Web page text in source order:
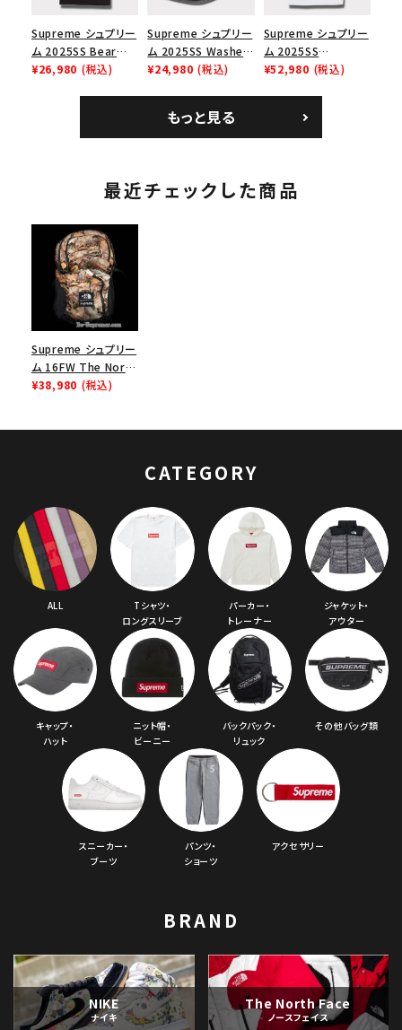
Supreme シュプリー
ム 2025SS Bear
Tee ベア Tシャツ ブ
¥26,980 (税込)
Supreme シュプリー
ム 2025SS Washed
Chino Twill Camp
ブラック 黒
¥24,980 (税込)
Supreme シュプリー
ム 2025SS
Bandana Football
¥52,980 (税込)
もっと見る
最近チェックした商品
Supreme シュプリー
ム 16FW The North
Face Pocono
¥38,980 (税込)
CATEGORY
ALL
Tシャツ・
ロングスリーブ
パーカー・
トレーナー
ジャケット・
アウター
キャップ・
ハット
ニット帽・
ビーニー
バックパック・
リュック
その他バッグ類
スニーカー・
ブーツ
パンツ・
ショーツ
アクセサリー
BRAND
NIKE
ナイキ
The North Face
ノースフェイス